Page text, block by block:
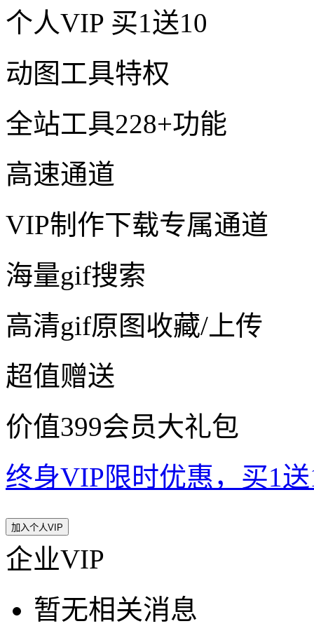
个人VIP 买1送10
动图工具特权
全站工具228+功能
高速通道
VIP制作下载专属通道
海量gif搜索
高清gif原图收藏/上传
超值赠送
价值399会员大礼包
终身VIP限时优惠，买1
加入个人VIP
企业VIP
暂无相关消息